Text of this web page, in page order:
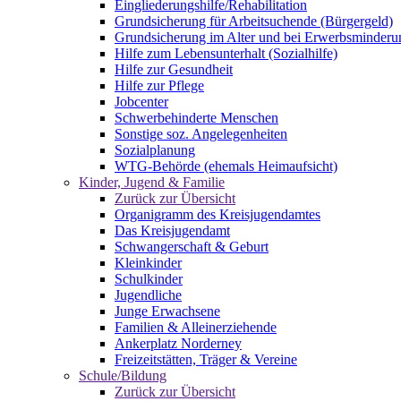
Eingliederungshilfe/Rehabilitation
Grundsicherung für Arbeitsuchende (Bürgergeld)
Grundsicherung im Alter und bei
Hilfe zum Lebensunterhalt (Sozialhilfe)
Hilfe zur Gesundheit
Hilfe zur Pflege
Jobcenter
Schwerbehinderte Menschen
Sonstige soz. Angelegenheiten
Sozialplanung
WTG-Behörde (ehemals Heimaufsicht)
Kinder, Jugend & Familie
Zurück zur Übersicht
Organigramm des Kreisjugendamtes
Das Kreisjugendamt
Schwangerschaft & Geburt
Kleinkinder
Schulkinder
Jugendliche
Junge Erwachsene
Familien & Alleinerziehende
Ankerplatz Norderney
Freizeitstätten, Träger & Vereine
Schule/Bildung
Zurück zur Übersicht